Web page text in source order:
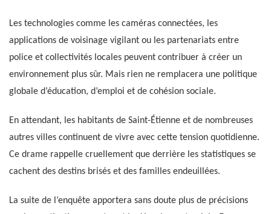
Les technologies comme les caméras connectées, les
applications de voisinage vigilant ou les partenariats entre
police et collectivités locales peuvent contribuer à créer un
environnement plus sûr. Mais rien ne remplacera une politique
globale d’éducation, d’emploi et de cohésion sociale.
En attendant, les habitants de Saint-Étienne et de nombreuses
autres villes continuent de vivre avec cette tension quotidienne.
Ce drame rappelle cruellement que derrière les statistiques se
cachent des destins brisés et des familles endeuillées.
La suite de l’enquête apportera sans doute plus de précisions